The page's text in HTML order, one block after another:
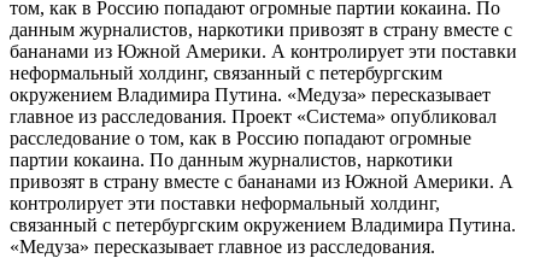
том, как в Россию попадают огромные партии кокаина. По
данным журналистов, наркотики привозят в страну вместе с
бананами из Южной Америки. А контролирует эти поставки
неформальный холдинг, связанный с петербургским
окружением Владимира Путина. «Медуза» пересказывает
главное из расследования. Проект «Система» опубликовал
расследование о том, как в Россию попадают огромные
партии кокаина. По данным журналистов, наркотики
привозят в страну вместе с бананами из Южной Америки. А
контролирует эти поставки неформальный холдинг,
связанный с петербургским окружением Владимира Путина.
«Медуза» пересказывает главное из расследования.